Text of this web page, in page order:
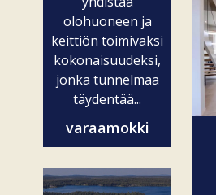
olohuoneen ja
keittiön toimivaksi
kokonaisuudeksi,
jonka tunnelmaa
täydentää...
varaamokki